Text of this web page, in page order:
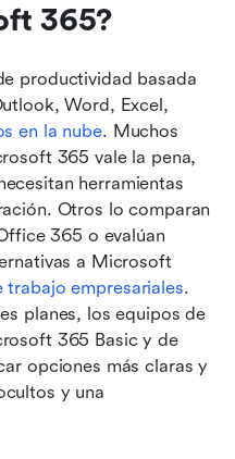
365?
productividad basada
Word, Excel,
en la nube. Muchos
365 vale la pena,
herramientas
Otros lo comparan
365 o evalúan
a Microsoft
trabajo empresariales.
planes, los equipos de
365 Basic y de
opciones más claras y
y una